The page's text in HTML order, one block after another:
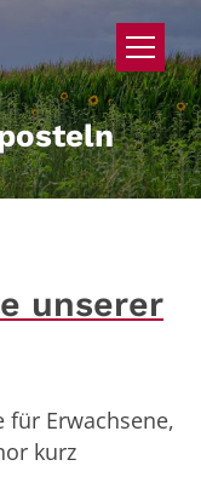
unserer
Erwachsene,
kurz